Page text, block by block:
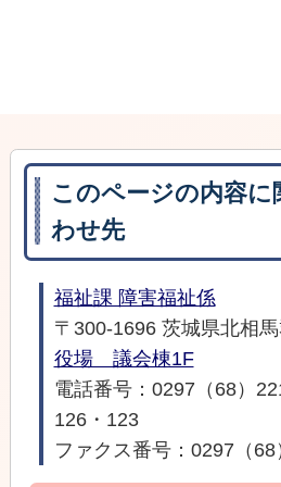
このページの内容
わせ先
福祉課 障害福祉係
〒300-1696 茨城県北相
役場 議会棟1F
電話番号：0297（68）
126・123
ファクス番号：0297（68